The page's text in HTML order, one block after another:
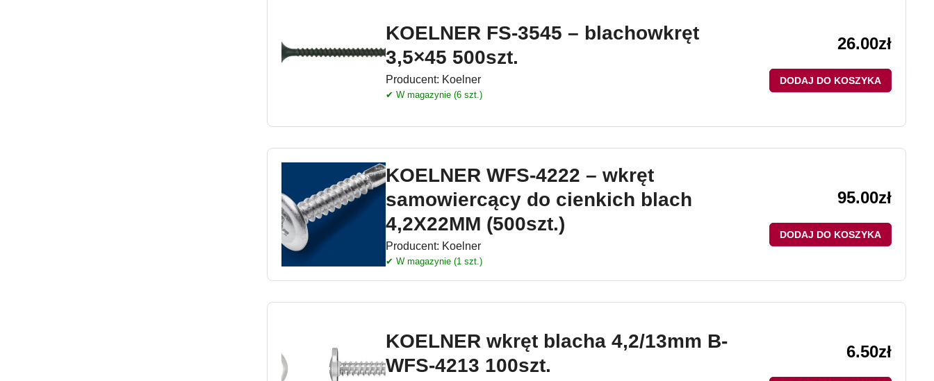
KOELNER FS-3545 – blachowkręt
3,5×45 500szt.
Producent: Koelner
✔ W magazynie (6 szt.)
26.00zł
DODAJ DO KOSZYKA
KOELNER WFS-4222 – wkręt
samowiercący do cienkich blach
4,2X22MM (500szt.)
Producent: Koelner
✔ W magazynie (1 szt.)
95.00zł
DODAJ DO KOSZYKA
KOELNER wkręt blacha 4,2/13mm B-
WFS-4213 100szt.
6.50zł